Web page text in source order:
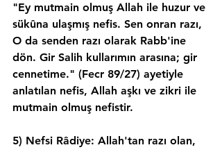
"Ey mutmain olmuş Allah ile huzur ve
sükûna ulaşmış nefis. Sen onran razı,
O da senden razı olarak Rabb'ine
dön. Gir Salih kullarımın arasına; gir
cennetime." (Fecr 89/27) ayetiyle
anlatılan nefis, Allah aşkı ve zikri ile
mutmain olmuş nefistir.
5) Nefsi Râdiye: Allah'tan razı olan,